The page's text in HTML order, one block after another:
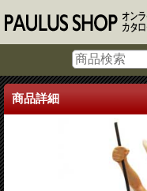
商品詳細